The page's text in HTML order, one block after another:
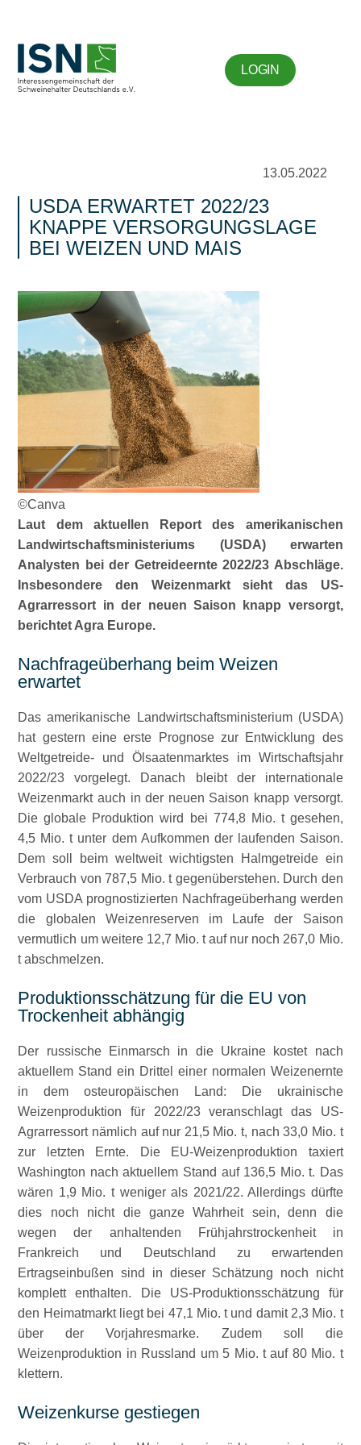
LOGIN
13.05.2022
USDA ERWARTET 2022/23
KNAPPE VERSORGUNGSLAGE
BEI WEIZEN UND MAIS
©Canva
Laut dem aktuellen Report des amerikanischen
Landwirtschaftsministeriums (USDA) erwarten
Analysten bei der Getreideernte 2022/23 Abschläge.
Insbesondere den Weizenmarkt sieht das US-
Agrarressort in der neuen Saison knapp versorgt,
berichtet Agra Europe.
Nachfrageüberhang beim Weizen
erwartet
Das amerikanische Landwirtschaftsministerium (USDA)
hat gestern eine erste Prognose zur Entwicklung des
Weltgetreide- und Ölsaatenmarktes im Wirtschaftsjahr
2022/23 vorgelegt. Danach bleibt der internationale
Weizenmarkt auch in der neuen Saison knapp versorgt.
Die globale Produktion wird bei 774,8 Mio. t gesehen,
4,5 Mio. t unter dem Aufkommen der laufenden Saison.
Dem soll beim weltweit wichtigsten Halmgetreide ein
Verbrauch von 787,5 Mio. t gegenüberstehen. Durch den
vom USDA prognostizierten Nachfrageüberhang werden
die globalen Weizenreserven im Laufe der Saison
vermutlich um weitere 12,7 Mio. t auf nur noch 267,0 Mio.
t abschmelzen.
Produktionsschätzung für die EU von
Trockenheit abhängig
Der russische Einmarsch in die Ukraine kostet nach
aktuellem Stand ein Drittel einer normalen Weizenernte
in dem osteuropäischen Land: Die ukrainische
Weizenproduktion für 2022/23 veranschlagt das US-
Agrarressort nämlich auf nur 21,5 Mio. t, nach 33,0 Mio. t
zur letzten Ernte. Die EU-Weizenproduktion taxiert
Washington nach aktuellem Stand auf 136,5 Mio. t. Das
wären 1,9 Mio. t weniger als 2021/22. Allerdings dürfte
dies noch nicht die ganze Wahrheit sein, denn die
wegen der anhaltenden Frühjahrstrockenheit in
Frankreich und Deutschland zu erwartenden
Ertragseinbußen sind in dieser Schätzung noch nicht
komplett enthalten. Die US-Produktionsschätzung für
den Heimatmarkt liegt bei 47,1 Mio. t und damit 2,3 Mio. t
über der Vorjahresmarke. Zudem soll die
Weizenproduktion in Russland um 5 Mio. t auf 80 Mio. t
klettern.
Weizenkurse gestiegen